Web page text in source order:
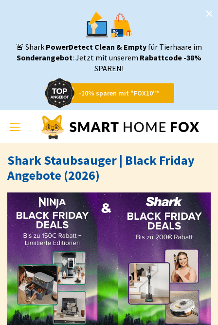
🚨 Shark PowerDetect Clean & Empty für Tierhaare im
Sonderangebot: Jetzt mit unserem Rabattcode -38%
SPAREN!
-10% sparen mit "FOX10"*
Toggle
navigation
Shark Staubsauger | Black Friday
Angebote (2026)